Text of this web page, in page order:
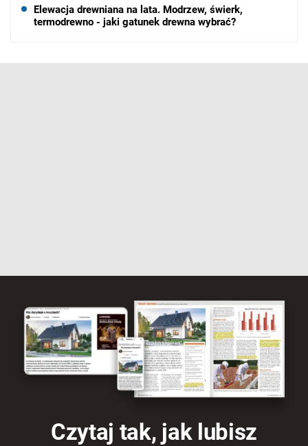
Elewacja drewniana na lata. Modrzew, świerk,
termodrewno - jaki gatunek drewna wybrać?
Czytaj tak, jak lubisz